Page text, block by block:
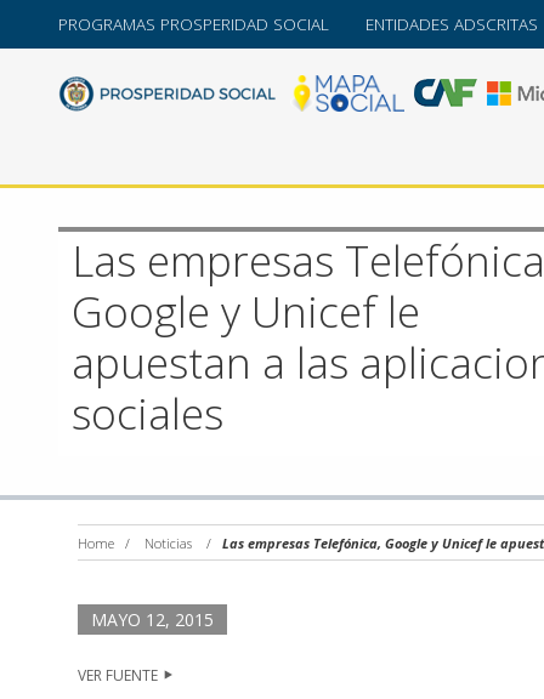
PROGRAMAS PROSPERIDAD SOCIAL ENTIDADES ADSCRITAS
Las empresas
Google y Unicef le
apuestan a las
sociales
Home / Noticias / Las empresas Telefónica, Google y Unicef le
MAYO 12, 2015
VER FUENTE